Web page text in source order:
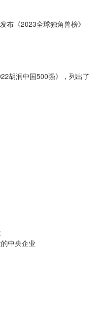
布《2023全球独角兽榜》
胡润中国500强》，列出了
中央企业